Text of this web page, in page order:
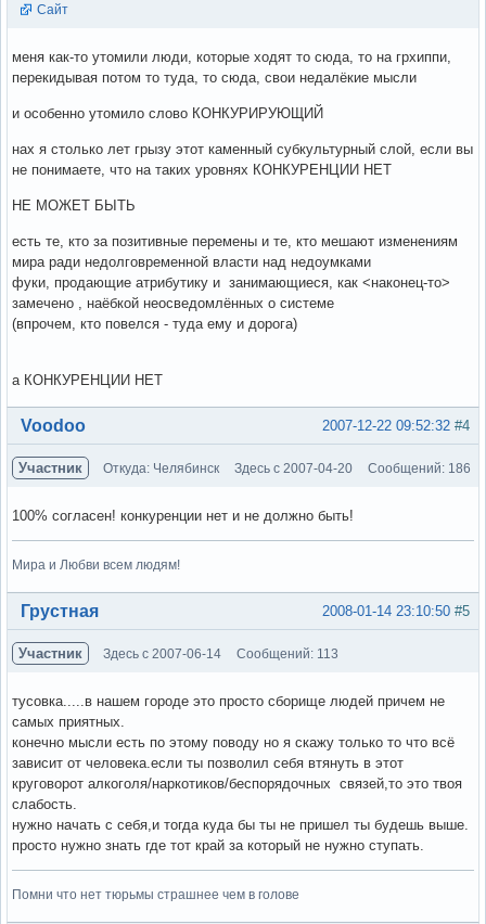
Сайт
меня как-то утомили люди, которые ходят то сюда, то на грхиппи,
перекидывая потом то туда, то сюда, свои недалёкие мысли
и особенно утомило слово КОНКУРИРУЮЩИЙ
нах я столько лет грызу этот каменный субкультурный слой, если вы
не понимаете, что на таких уровнях КОНКУРЕНЦИИ НЕТ
НЕ МОЖЕТ БЫТЬ
есть те, кто за позитивные перемены и те, кто мешают изменениям
мира ради недолговременной власти над недоумками
фуки, продающие атрибутику и занимающиеся, как <наконец-то>
замечено , наёбкой неосведомлённых о системе
(впрочем, кто повелся - туда ему и дорога)
а КОНКУРЕНЦИИ НЕТ
Вне форума #4
2007-12-22 09:52:32
Voodoo
Участник Откуда: Челябинск Здесь с 2007-04-20 Сообщений: 186
100% согласен! конкуренции нет и не должно быть!
Мира и Любви всем людям!
Вне форума #5
2008-01-14 23:10:50
Грустная
Участник Здесь с 2007-06-14 Сообщений: 113
тусовка.....в нашем городе это просто сборище людей причем не
самых приятных.
конечно мысли есть по этому поводу но я скажу только то что всё
зависит от человека.если ты позволил себя втянуть в этот
круговорот алкоголя/наркотиков/беспорядочных связей,то это твоя
слабость.
нужно начать с себя,и тогда куда бы ты не пришел ты будешь выше.
просто нужно знать где тот край за который не нужно ступать.
Помни что нет тюрьмы страшнее чем в голове